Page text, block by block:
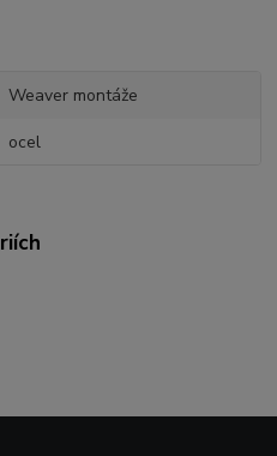
Weaver montáže
ocel